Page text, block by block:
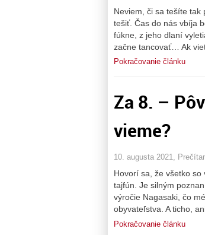
Neviem, či sa tešíte tak
tešiť. Čas do nás vbíja
fúkne, z jeho dlaní
začne tancovať… Ak
Pokračovanie článku
Za 8. –
vieme?
10. augusta 2021,
Hovorí sa, že všetko
tajfún. Je silným
výročie Nagasaki, čo
obyvateľstva. A ticho,
Pokračovanie článku